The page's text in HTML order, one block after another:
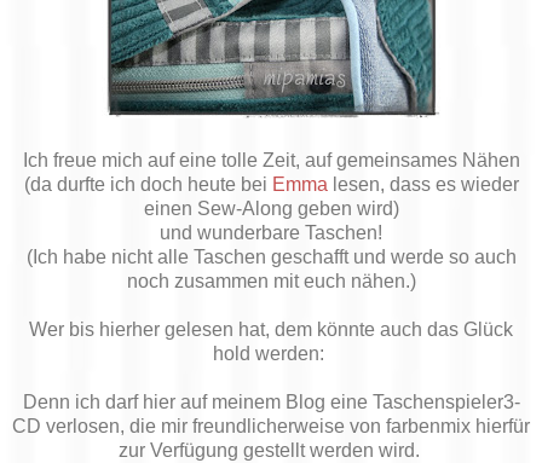
Ich freue mich auf eine tolle Zeit, auf gemeinsames Nähen
(da durfte ich doch heute bei Emma lesen, dass es wieder
einen Sew-Along geben wird)
und wunderbare Taschen!
(Ich habe nicht alle Taschen geschafft und werde so auch
noch zusammen mit euch nähen.)
Wer bis hierher gelesen hat, dem könnte auch das Glück
hold werden:
Denn ich darf hier auf meinem Blog eine Taschenspieler3-
CD verlosen, die mir freundlicherweise von farbenmix hierfür
zur Verfügung gestellt werden wird.